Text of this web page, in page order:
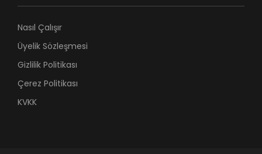
Nasıl Çalışır
Üyelik Sözleşmesi
Gizlilik Politikası
Çerez Politikası
KVKK